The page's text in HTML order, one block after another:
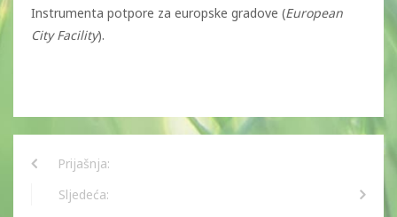
Instrumenta potpore za europske gradove (European
City Facility).
Prijašnja:
Sljedeća: